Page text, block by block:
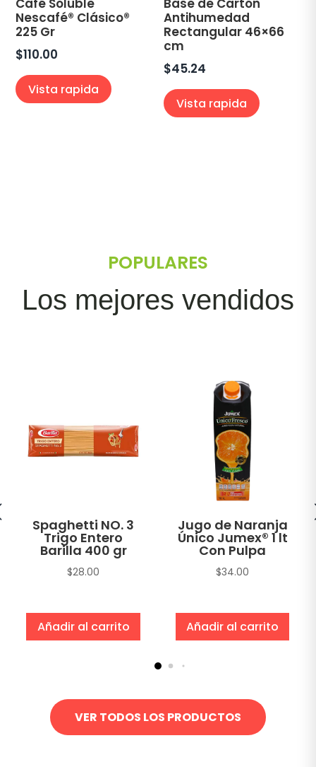
Café Soluble
Nescafé® Clásico®
225 Gr
$110.00
Vista rapida
Base de Cartón
Antihumedad
Rectangular 46×66
cm
$45.24
Vista rapida
POPULARES
Los mejores vendidos
Spaghetti NO. 3
Trigo Entero
Barilla 400 gr
$28.00
Añadir al carrito
Jugo de Naranja
Único Jumex® 1 lt
Con Pulpa
$34.00
Añadir al carrito
VER TODOS LOS PRODUCTOS